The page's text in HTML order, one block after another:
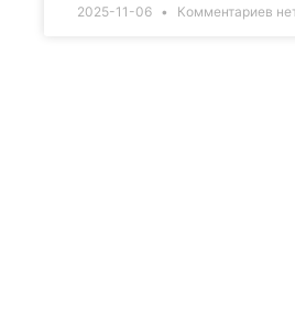
2025-11-06 Комментариев